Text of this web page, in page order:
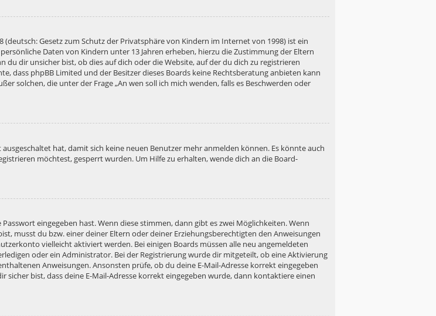
(deutsch: Gesetz zum Schutz der Privatsphäre von Kindern im Internet von 1998) ist ein
Daten von Kindern unter 13 Jahren erheben, hierzu die Zustimmung der Eltern
du dir unsicher bist, ob dies auf dich oder die Website, auf der du dich zu registrieren
dass phpBB Limited und der Besitzer dieses Boards keine Rechtsberatung anbieten kann
solchen, die unter der Frage „An wen soll ich mich wenden, falls es Beschwerden oder
hat, damit sich keine neuen Benutzer mehr anmelden können. Es könnte auch
möchtest, gesperrt wurden. Um Hilfe zu erhalten, wende dich an die Board-
eingegeben hast. Wenn diese stimmen, dann gibt es zwei Möglichkeiten. Wenn
musst du bzw. einer deiner Eltern oder deiner Erziehungsberechtigten den Anweisungen
vielleicht aktiviert werden. Bei einigen Boards müssen alle neu angemeldeten
oder ein Administrator. Bei der Registrierung wurde dir mitgeteilt, ob eine Aktivierung
Anweisungen. Ansonsten prüfe, ob du deine E-Mail-Adresse korrekt eingegeben
bist, dass deine E-Mail-Adresse korrekt eingegeben wurde, dann kontaktiere einen